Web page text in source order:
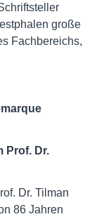
große
Fachbereichs,
Prof. Dr.
Dr. Tilman
86 Jahren